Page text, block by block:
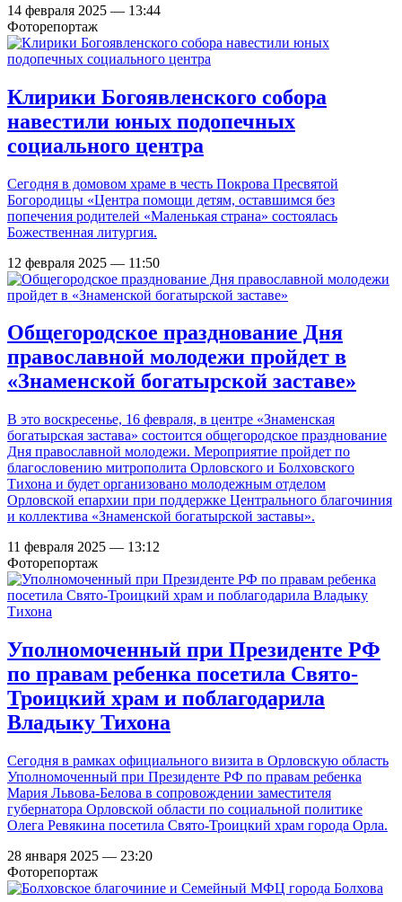
14 февраля 2025 — 13:44
Фоторепортаж
Клирики Богоявленского собора
навестили юных подопечных
социального центра
Сегодня в домовом храме в честь Покрова Пресвятой
Богородицы «Центра помощи детям, оставшимся без
попечения родителей «Маленькая страна» состоялась
Божественная литургия.
12 февраля 2025 — 11:50
Общегородское празднование Дня
православной молодежи пройдет в
«Знаменской богатырской заставе»
В это воскресенье, 16 февраля, в центре «Знаменская
богатырская застава» состоится общегородское празднование
Дня православной молодежи. Мероприятие пройдет по
благословению митрополита Орловского и Болховского
Тихона и будет организовано молодежным отделом
Орловской епархии при поддержке Центрального благочиния
и коллектива «Знаменской богатырской заставы».
11 февраля 2025 — 13:12
Фоторепортаж
Уполномоченный при Президенте РФ
по правам ребенка посетила Свято-
Троицкий храм и поблагодарила
Владыку Тихона
Сегодня в рамках официального визита в Орловскую область
Уполномоченный при Президенте РФ по правам ребенка
Мария Львова-Белова в сопровождении заместителя
губернатора Орловской области по социальной политике
Олега Ревякина посетила Свято-Троицкий храм города Орла.
28 января 2025 — 23:20
Фоторепортаж